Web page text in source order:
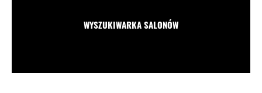
WYSZUKIWARKA SALONÓW